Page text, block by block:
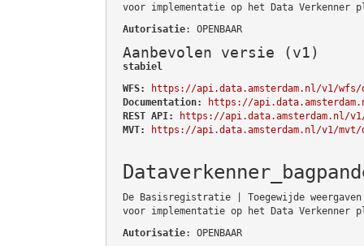
voor implementatie op het Data Verkenner
Autorisatie: OPENBAAR
Aanbevolen versie (v1)
stabiel
WFS:
https://api.data.amsterdam.nl/v1/wfs/
Documentation:
https://
REST API:
https://api.data.amsterdam.nl/
MVT:
https://api.data.amsterdam.nl/v1/mvt/
De Basisregistratie | Toegewijde
voor implementatie op het Data Verkenner
Autorisatie: OPENBAAR